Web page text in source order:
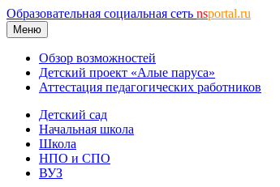
Образовательная социальная сеть nsportal.ru
Меню
Обзор возможностей
Детский проект «Алые паруса»
Аттестация педагогических работников
Детский сад
Начальная школа
Школа
НПО и СПО
ВУЗ